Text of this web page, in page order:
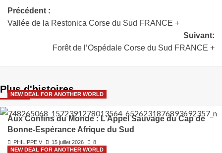
Précédent :
Vallée de la Restonica Corse du Sud FRANCE +
Suivant:
Forêt de l’Ospédale Corse du Sud FRANCE +
Plus d'histoires
NEW DEAL FOR ANOTHER WORLD
Aux Confins du Monde : L’Appel Sauvage du Cap de
Bonne-Espérance Afrique du Sud
PHILIPPE V 15 juillet 2026
8
NEW DEAL FOR ANOTHER WORLD